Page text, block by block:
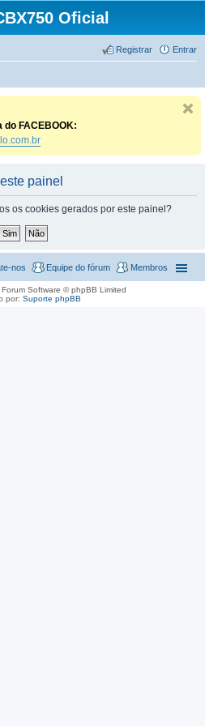
Oficial
Entrar
Registrar
FACEBOOK:
painel
os cookies gerados por este painel?
Membros
Equipe do fórum
nos
Software © phpBB Limited
por: Suporte phpBB